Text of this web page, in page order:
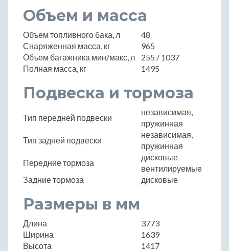
Объем и масса
Объем топливного бака, л
48
Снаряженная масса, кг
965
Объем багажника мин/макс, л
255 / 1037
Полная масса, кг
1495
Подвеска и тормоза
Тип передней подвески
независимая,
пружинная
Тип задней подвески
независимая,
пружинная
Передние тормоза
дисковые
вентилируемые
Задние тормоза
дисковые
Размеры в мм
Длина
3773
Ширина
1639
Высота
1417